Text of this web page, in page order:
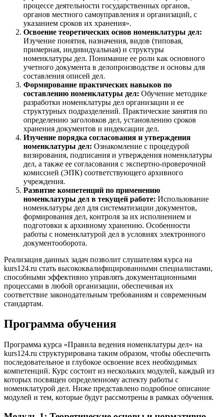
процессе деятельности государственных органов,
органов местного самоуправления и организаций, с
указанием сроков их хранения».
Освоение теоретических основ номенклатуры дел:
Изучение понятия, назначения, видов (типовая,
примерная, индивидуальная) и структуры
номенклатуры дел. Понимание ее роли как основного
учетного документа в делопроизводстве и основы для
составления описей дел.
Формирование практических навыков по
составлению номенклатуры дел: Обучение методике
разработки номенклатуры дел организации и ее
структурных подразделений. Практические занятия по
определению заголовков дел, установлению сроков
хранения документов и индексации дел.
Изучение порядка согласования и утверждения
номенклатуры дел: Ознакомление с процедурой
визирования, подписания и утверждения номенклатуры
дел, а также ее согласования с экспертно-проверочной
комиссией (ЭПК) соответствующего архивного
учреждения.
Развитие компетенций по применению
номенклатуры дел в текущей работе: Использование
номенклатуры дел для систематизации документов,
формирования дел, контроля за их исполнением и
подготовки к архивному хранению. Особенности
работы с номенклатурой дел в условиях электронного
документооборота.
Реализация данных задач позволит слушателям курса на
kurs124.ru стать высококвалифицированными специалистами,
способными эффективно управлять документационными
процессами в любой организации, обеспечивая их
соответствие законодательным требованиям и современным
стандартам.
Программа обучения
Программа курса «Правила ведения номенклатуры дел» на
kurs124.ru структурирована таким образом, чтобы обеспечить
последовательное и глубокое освоение всех необходимых
компетенций. Курс состоит из нескольких модулей, каждый из
которых посвящен определенному аспекту работы с
номенклатурой дел. Ниже представлено подробное описание
модулей и тем, которые будут рассмотрены в рамках обучения.